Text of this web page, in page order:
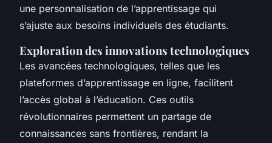
une personnalisation de l’apprentissage qui
s’ajuste aux besoins individuels des étudiants.
Exploration des innovations technologiques
Les avancées technologiques, telles que les
plateformes d’apprentissage en ligne, facilitent
l’accès global à l’éducation. Ces outils
révolutionnaires permettent un partage de
connaissances sans frontières, rendant la